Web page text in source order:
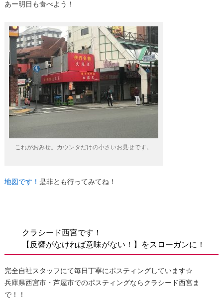
あー明日も食べよう！
これがおみせ。カウンタだけの小さいお見せです。
地図です！ 是非とも行ってみてね！
クラシード西宮です！
【反響がなければ意味がない！】をスローガンに！
完全自社スタッフにて毎日丁寧にポスティングしています☆
兵庫県西宮市・芦屋市でのポスティングならクラシード西宮ま
で！！